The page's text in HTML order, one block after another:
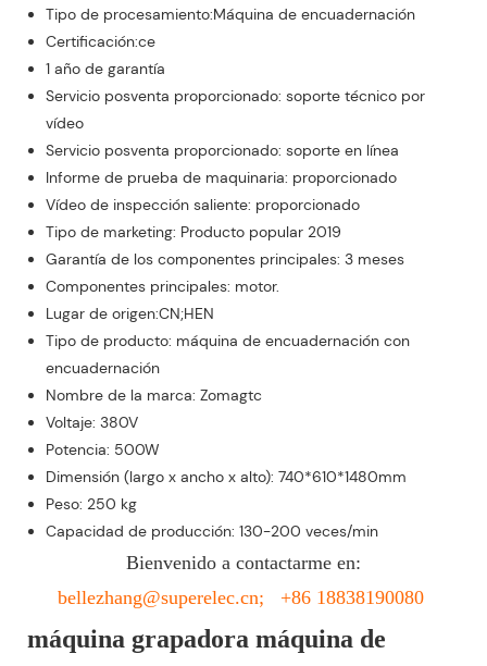
Tipo de procesamiento:Máquina de encuadernación
Certificación:ce
1 año de garantía
Servicio posventa proporcionado: soporte técnico por
vídeo
Servicio posventa proporcionado: soporte en línea
Informe de prueba de maquinaria: proporcionado
Vídeo de inspección saliente: proporcionado
Tipo de marketing: Producto popular 2019
Garantía de los componentes principales: 3 meses
Componentes principales: motor.
Lugar de origen:CN;HEN
Tipo de producto: máquina de encuadernación con
encuadernación
Nombre de la marca: Zomagtc
Voltaje: 380V
Potencia: 500W
Dimensión (largo x ancho x alto): 740*610*1480mm
Peso: 250 kg
Capacidad de producción: 130-200 veces/min
Bienvenido a contactarme en:
bellezhang@superelec.cn; +86 18838190080
máquina grapadora máquina de